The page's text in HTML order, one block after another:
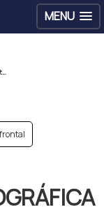
MENU
Plataforma pantográfica hidráulica